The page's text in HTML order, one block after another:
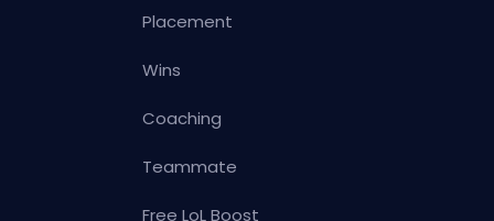
Placement
Wins
Coaching
Teammate
Free LoL Boost